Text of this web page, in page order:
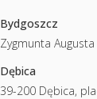
Bydgoszcz
Zygmunta Augusta
Dębica
39-200 Dębica,